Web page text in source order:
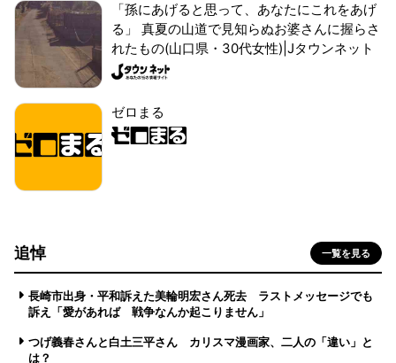
「孫にあげると思って、あなたにこれをあげ
る」 真夏の山道で見知らぬお婆さんに握らさ
れたもの(山口県・30代女性)|Jタウンネット
ゼロまる
追悼 一覧を見る
長崎市出身・平和訴えた美輪明宏さん死去 ラストメッセージでも
訴え「愛があれば 戦争なんか起こりません」
つげ義春さんと白土三平さん カリスマ漫画家、二人の「違い」と
は？